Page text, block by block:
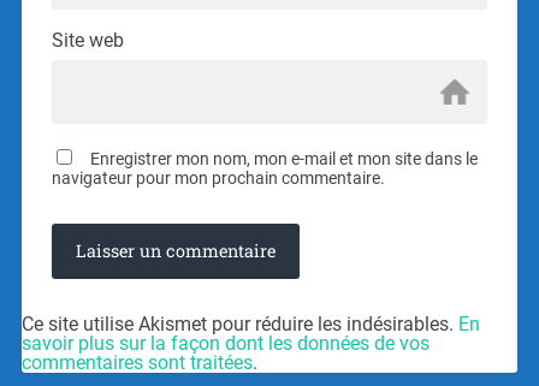
Site web
Enregistrer mon nom, mon e-mail et mon site dans le
navigateur pour mon prochain commentaire.
Ce site utilise Akismet pour réduire les indésirables. En
savoir plus sur la façon dont les données de vos
commentaires sont traitées.